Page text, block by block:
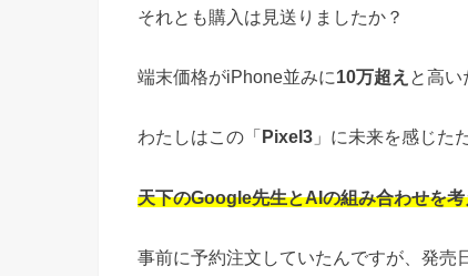
それとも購入は見送りましたか？
端末価格がiPhone並みに10万超え と高い
わたしはこの「Pixel3 」に未来を感じた
天下のGoogle先生とAIの組み合わせを
事前に予約注文していたんですが、発売